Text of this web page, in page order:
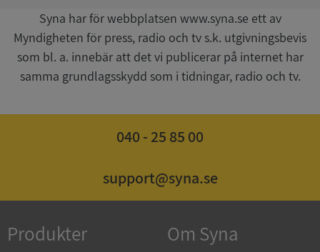
Syna har för webbplatsen www.syna.se ett av
Myndigheten för press, radio och tv s.k. utgivningsbevis
som bl. a. innebär att det vi publicerar på internet har
samma grundlagsskydd som i tidningar, radio och tv.
040 - 25 85 00
support@syna.se
Produkter Om Syna
ASP.NET_SessionId
Microsoft
Corporation
de.syna.se
Session
Corporation